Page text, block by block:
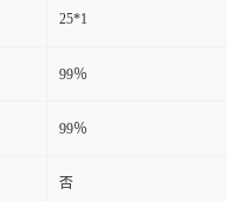
25*1
99％
99％
否